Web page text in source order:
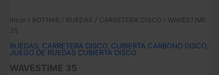
Inicio / ROTHAR / RUEDAS / CARRETERA DISCO / WAVESTIME
35
RUEDAS CARRETERA DISCO CUBIERTA CARBONO DISCO
JUEGO DE RUEDAS CUBIERTA DISCO
WAVESTIME 35